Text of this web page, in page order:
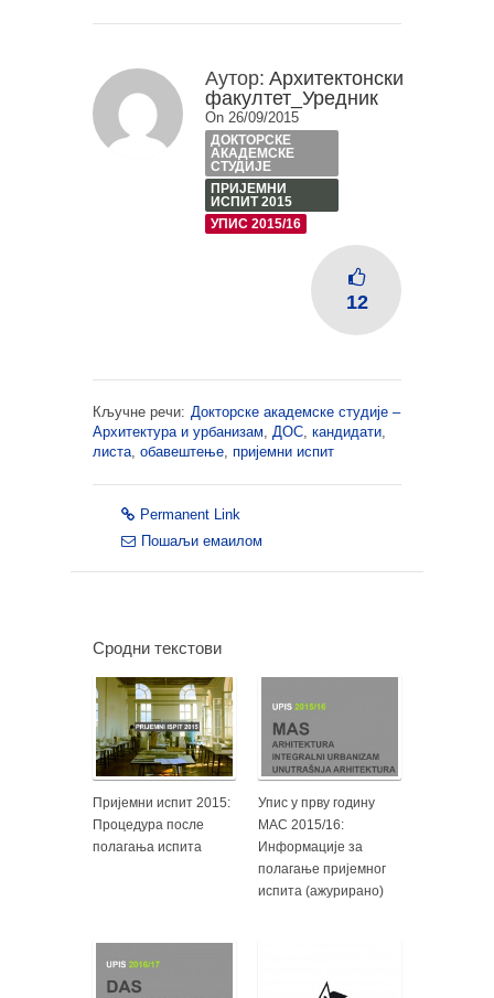
Аутор: Архитектонски
факултет_Уредник
On 26/09/2015
ДОКТОРСКЕ
АКАДЕМСКЕ
СТУДИЈЕ
ПРИЈЕМНИ
ИСПИТ 2015
УПИС 2015/16
12
Кључне речи: Докторске академске студије –
Архитектура и урбанизам, ДОС, кандидати,
листа, обавештење, пријемни испит
Permanent Link
Пошаљи емаилом
Сродни текстови
Пријемни испит 2015:
Процедура после
полагања испита
Упис у прву годину
МАС 2015/16:
Информације за
полагање пријемног
испита (ажурирано)